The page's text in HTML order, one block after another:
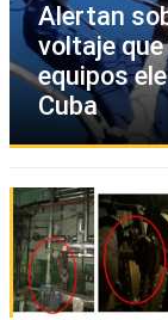
Alertan
voltaje
equipos
Cuba